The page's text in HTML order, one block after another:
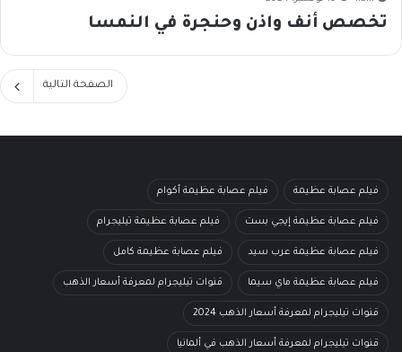
تخصص أنف واذن وحنجرة في النمسا
الصفحة التالية
فيلم عصابة عظيمة فيلم عصابة عظيمة أكوام
فيلم عصابة عظيمة إيجي بست فيلم عصابة عظيمة تيليجرام
فيلم عصابة عظيمة عرب سيد فيلم عصابة عظيمة كامل
فيلم عصابة عظيمة ماي سيما قنوات تيليجرام لمعرفة أسعار الذهب
قنوات تيليجرام لمعرفة أسعار الذهب 2024
قنوات تيليجرام لمعرفة أسعار الذهب في ألمانيا